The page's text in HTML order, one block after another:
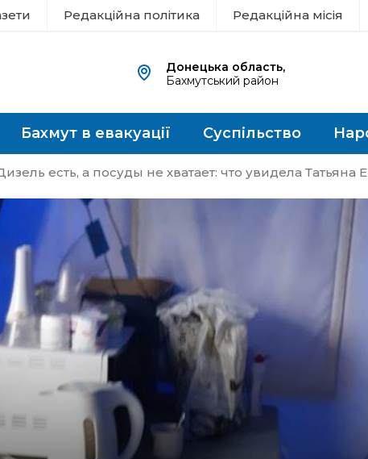
Редакційна політика Редакційна місія
Донецька область,
Бахмутський район
Бахмут в евакуації Суспільство
есть, а посуды не хватает: что увидела Татьяна